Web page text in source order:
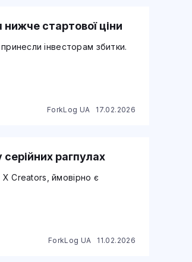
стартової ціни
інвесторам збитки.
ForkLog UA 17.02.2026
рагпулах
X Creators, ймовірно є
ForkLog UA 11.02.2026